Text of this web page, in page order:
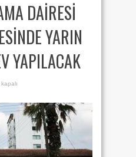
DAİRESİ
YARIN
YAPILACAK